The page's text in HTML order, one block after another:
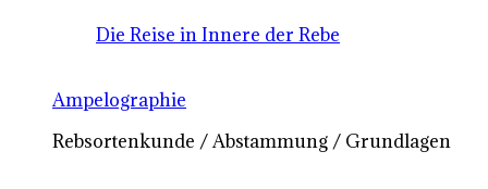
Die Reise in Innere der Rebe
Ampelographie
Rebsortenkunde / Abstammung / Grundlagen